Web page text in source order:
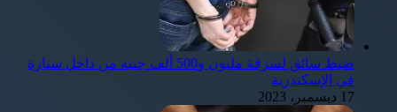
ضبط سائق لسرقة مليون و500 ألف جنيه من داخل سيارة
في الإسكندرية
17 ديسمبر، 2023